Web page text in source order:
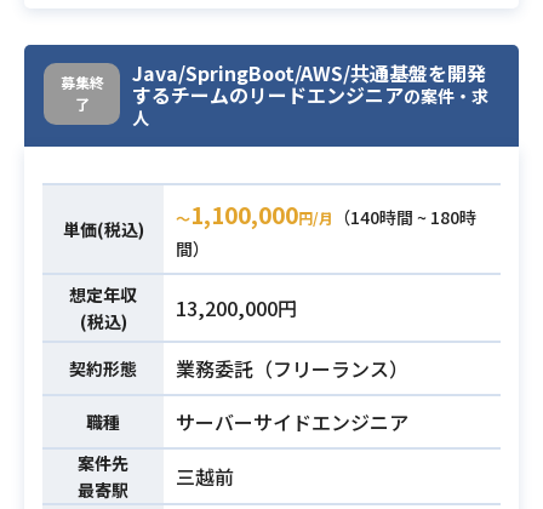
ームでの開発経験
業務内容
BtoCサービスでは71万人の会員、Bt
oBサービスでは2400社以上の顧客を
運営・開発している企業さまの案件
でございます。
デジタル庁の新設やコロナ禍によ
り、オンライン学習への需要は一層
高まっており、
国や省庁、地方自治体や大学といっ
た、民間企業以外との連携も盛んに
進めています。
これまでのサービスにより一生力を
入れるべく人員の拡大と新規事業の
創出に力を入れております。
今回は新規事業のサービス開発をご
募集終
了
Java/SpringBoot/AWS/共通基盤を開発
するチームのリードエンジニアの案件・求
人
単価(税込) 〜1,100,000円/月
（140時間 ~ 180時
間）
想定年収
(税込)
13,200,000円
契約形態 業務委託（フリーランス）
職種 サーバーサイドエンジニア
案件先
最寄駅
三越前